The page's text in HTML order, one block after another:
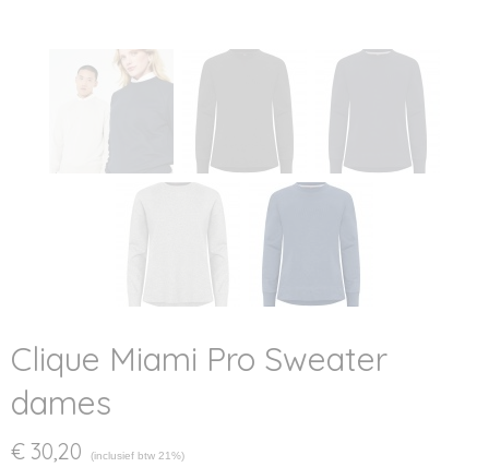
Clique Miami Pro Sweater
dames
€ 30,20 (inclusief btw 21%)